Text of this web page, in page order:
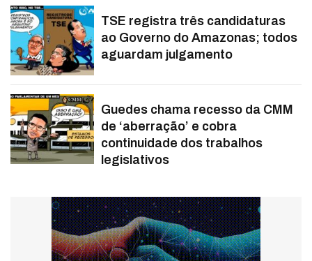
TSE registra três candidaturas
ao Governo do Amazonas; todos
aguardam julgamento
Guedes chama recesso da CMM
de ‘aberração’ e cobra
continuidade dos trabalhos
legislativos